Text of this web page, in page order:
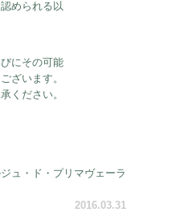
められる以
にその可能
ざいます。
ください。
ュ・ド・プリマヴェーラ
2016.03.31